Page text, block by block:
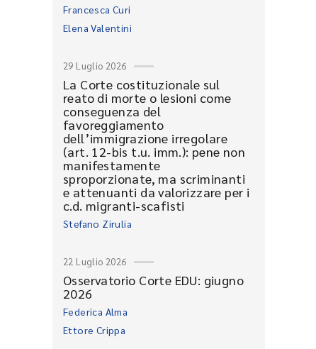
Francesca Curi
Elena Valentini
29 Luglio 2026
La Corte costituzionale sul
reato di morte o lesioni come
conseguenza del
favoreggiamento
dell’immigrazione irregolare
(art. 12-bis t.u. imm.): pene non
manifestamente
sproporzionate, ma scriminanti
e attenuanti da valorizzare per i
c.d. migranti-scafisti
Stefano Zirulia
22 Luglio 2026
Osservatorio Corte EDU: giugno
2026
Federica Alma
Ettore Crippa